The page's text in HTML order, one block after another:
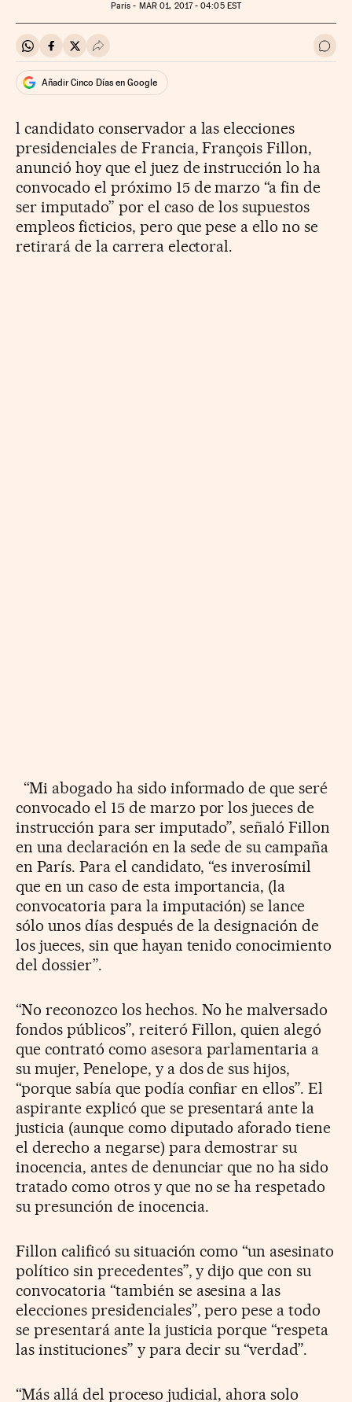
París - MAR 01, 2017 - 04:05EST
Compartir en Whatsapp
Compartir en Facebook
Compartir en Twitter
Desplegar Redes Sociales Ir a
Añadir Cinco Días en Google
l candidato conservador a las elecciones
presidenciales de Francia, François Fillon,
anunció hoy que el juez de instrucción lo ha
convocado el próximo 15 de marzo “a fin de
ser imputado” por el caso de los supuestos
empleos ficticios, pero que pese a ello no se
retirará de la carrera electoral.
“Mi abogado ha sido informado de que seré
convocado el 15 de marzo por los jueces de
instrucción para ser imputado”, señaló Fillon
en una declaración en la sede de su campaña
en París. Para el candidato, “es inverosímil
que en un caso de esta importancia, (la
convocatoria para la imputación) se lance
sólo unos días después de la designación de
los jueces, sin que hayan tenido conocimiento
del dossier”.
“No reconozco los hechos. No he malversado
fondos públicos”, reiteró Fillon, quien alegó
que contrató como asesora parlamentaria a
su mujer, Penelope, y a dos de sus hijos,
“porque sabía que podía confiar en ellos”. El
aspirante explicó que se presentará ante la
justicia (aunque como diputado aforado tiene
el derecho a negarse) para demostrar su
inocencia, antes de denunciar que no ha sido
tratado como otros y que no se ha respetado
su presunción de inocencia.
Fillon calificó su situación como “un asesinato
político sin precedentes”, y dijo que con su
convocatoria “también se asesina a las
elecciones presidenciales”, pero pese a todo
se presentará ante la justicia porque “respeta
las instituciones” y para decir su “verdad”.
“Más allá del proceso judicial, ahora solo